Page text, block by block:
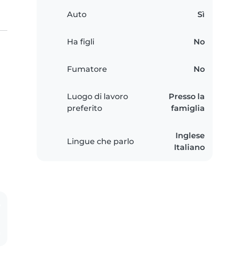
Auto Sì
Ha figli No
Fumatore No
Luogo di lavoro
preferito
Presso la
famiglia
Lingue che parlo
Inglese
Italiano